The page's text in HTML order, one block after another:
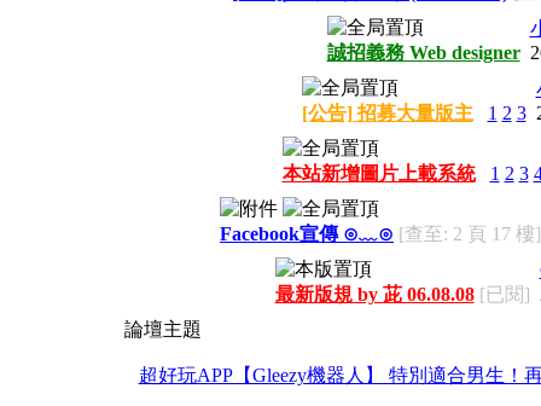
誠招義務 Web designer
[公告] 招募大量版主 1 2 3
本站新增圖片上載系統 1 2 3
Facebook宣傳 ⊙﹏⊙ [查至: 2 頁 17 樓]
最新版規 by 茈 06.08.08 [已閱]
論壇主題
超好玩APP【Gleezy機器人】 特別適合男生！